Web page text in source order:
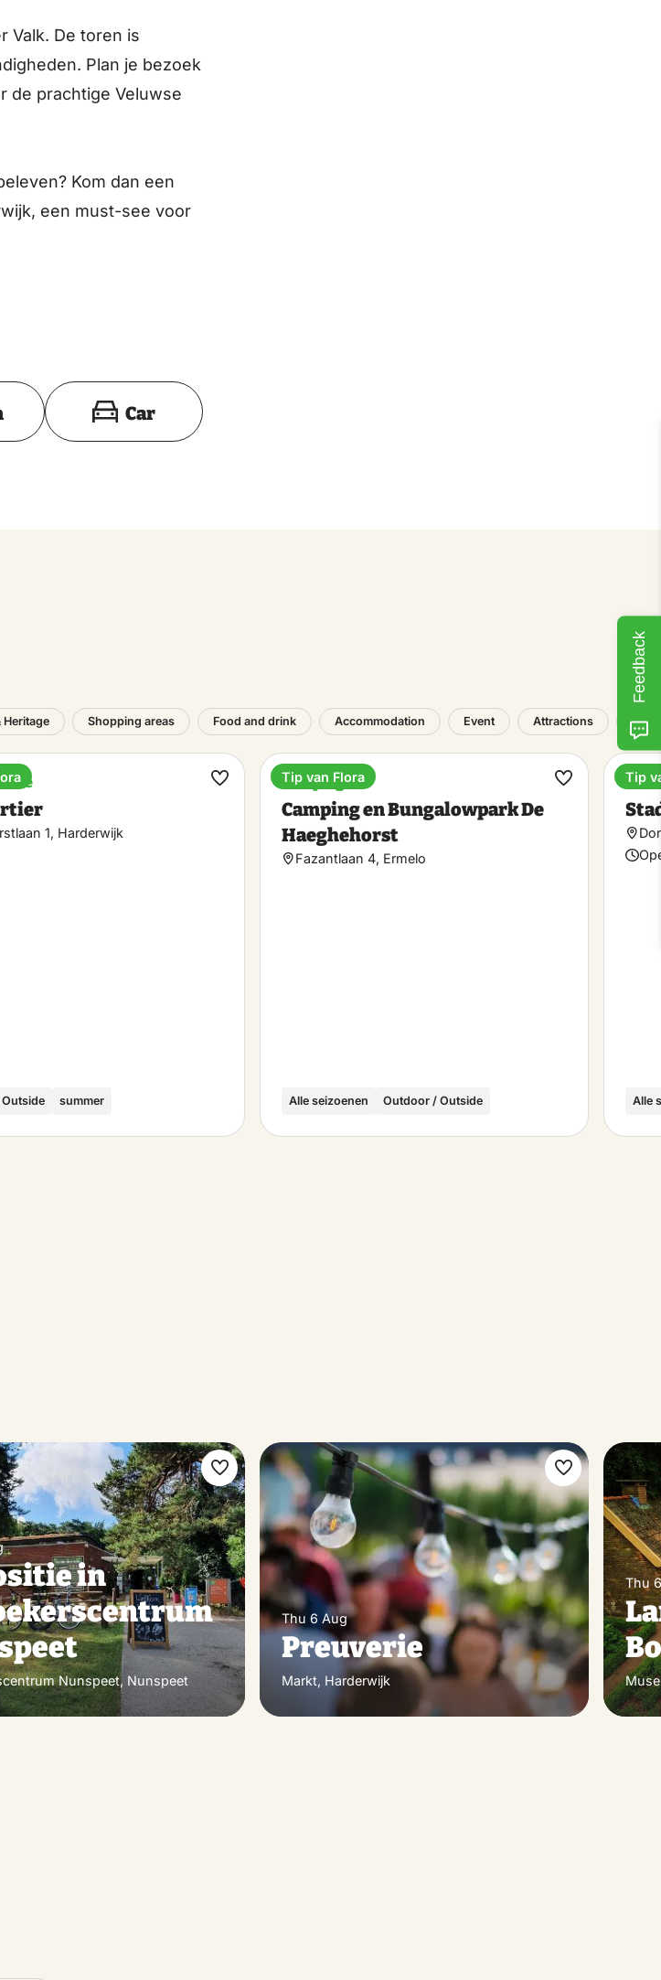
Valk. De toren is
Plan je bezoek
de prachtige Veluwse
Kom dan een
een must-see voor
Car
Heritage Shopping areas Food and drink Accommodation Event Attractions
1, Harderwijk
summer
Make
Camping
Camping en Bungalowpark De
Haeghehorst
Fazantlaan 4, Ermelo
Alle seizoenen Outdoor / Outside
Tip van Flora
Make
Alle
Tip
in
Nunspeet, Nunspeet
Make
favorite
Thu 6 Aug
Preuverie
Markt, Harderwijk
Make
favorite
Thu
Feedback